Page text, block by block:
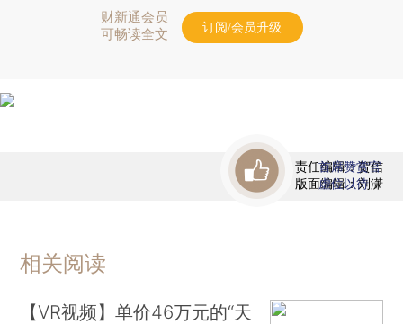
财新通会员
可畅读全文
订阅/会员升级
责任编辑：贺信
版面编辑：刘潇
首席赞赏官
虚位以待
相关阅读
【VR视频】单价46万元的“天